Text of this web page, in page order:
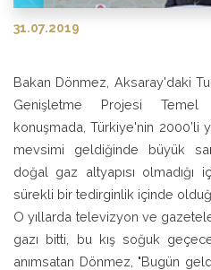
31.07.2019
Bakan Dönmez, Aksaray'daki
Genişletme Projesi Temel
konuşmada, Türkiye'nin 2000’li
mevsimi geldiğinde büyük
doğal gaz altyapısı olmadığı
sürekli bir tedirginlik içinde
O yıllarda televizyon ve
gazı bitti, bu kış soğuk
anımsatan Dönmez, "Bugün